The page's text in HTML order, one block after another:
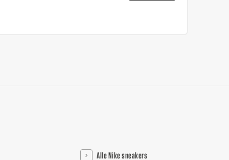
Alle Nike sneakers